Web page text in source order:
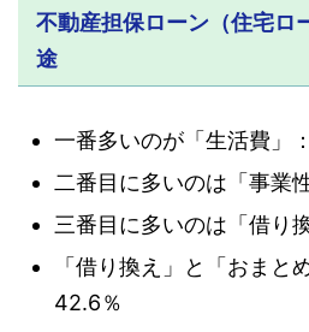
不動産担保ローン（住宅ロ
途
一番多いのが「生活費」
二番目に多いのは「事業
三番目に多いのは「借り
「借り換え」と「おまと
42.6％